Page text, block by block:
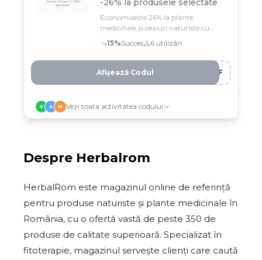
-26% la produsele selectate
Economisește 26% la plante
medicinale și ceaiuri naturiste cu
codul F*** pe Herbalrom
15%Succes 6 utilizări
LLF
Afișează Codul
V A M Vezi toata activitatea codului
Despre Herbalrom
HerbalRom este magazinul online de referință
pentru produse naturiste și plante medicinale în
România, cu o ofertă vastă de peste 350 de
produse de calitate superioară. Specializat în
fitoterapie, magazinul servește clienți care caută